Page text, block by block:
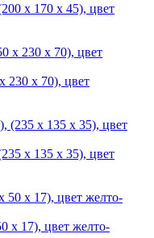
х 170 х 45), цвет
230 х 70), цвет
х 135 х 35), цвет
х 17), цвет желто-